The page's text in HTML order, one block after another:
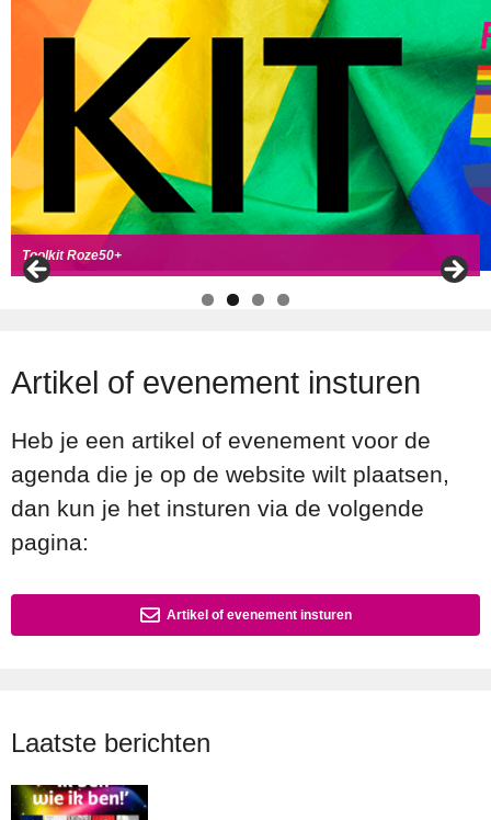
Roze50+ zoekt coll
Toolkit Roze50+
Handboek Roze Loper
Handreiking voor Roze 50+ ambassadeurs
Artikel of evenement insturen
Heb je een artikel of evenement voor de
agenda die je op de website wilt plaatsen,
dan kun je het insturen via de volgende
pagina:
Artikel of evenement insturen
Laatste berichten